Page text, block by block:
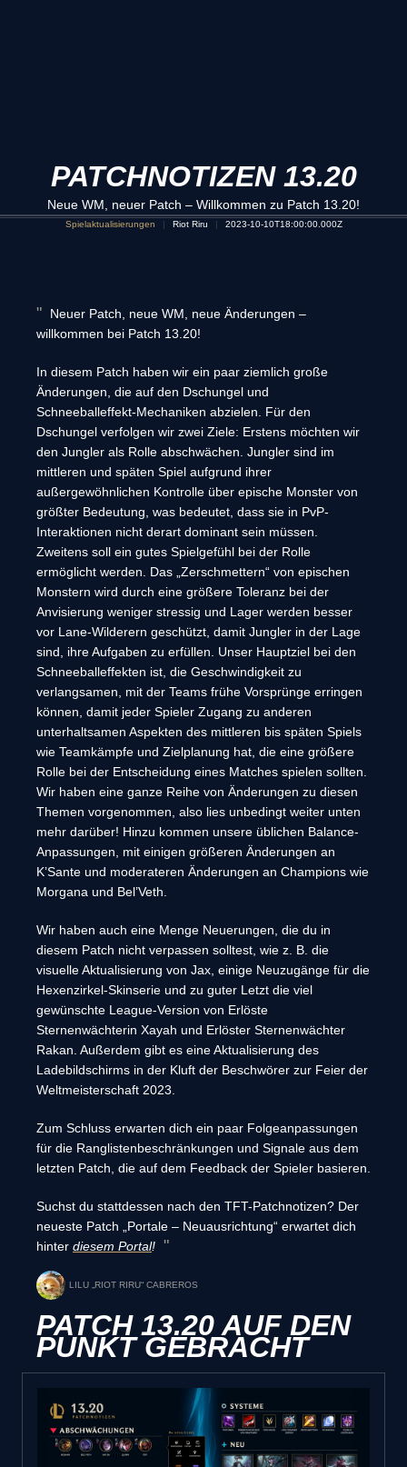
PATCHNOTIZEN 13.20
Neue WM, neuer Patch – Willkommen zu Patch 13.20!
Spielaktualisierungen Riot Riru 2023-10-10T18:00:00.000Z
Neuer Patch, neue WM, neue Änderungen –
willkommen bei Patch 13.20!
In diesem Patch haben wir ein paar ziemlich große
Änderungen, die auf den Dschungel und
Schneeballeffekt-Mechaniken abzielen. Für den
Dschungel verfolgen wir zwei Ziele: Erstens möchten wir
den Jungler als Rolle abschwächen. Jungler sind im
mittleren und späten Spiel aufgrund ihrer
außergewöhnlichen Kontrolle über epische Monster von
größter Bedeutung, was bedeutet, dass sie in PvP-
Interaktionen nicht derart dominant sein müssen.
Zweitens soll ein gutes Spielgefühl bei der Rolle
ermöglicht werden. Das „Zerschmettern“ von epischen
Monstern wird durch eine größere Toleranz bei der
Anvisierung weniger stressig und Lager werden besser
vor Lane-Wilderern geschützt, damit Jungler in der Lage
sind, ihre Aufgaben zu erfüllen. Unser Hauptziel bei den
Schneeballeffekten ist, die Geschwindigkeit zu
verlangsamen, mit der Teams frühe Vorsprünge erringen
können, damit jeder Spieler Zugang zu anderen
unterhaltsamen Aspekten des mittleren bis späten Spiels
wie Teamkämpfe und Zielplanung hat, die eine größere
Rolle bei der Entscheidung eines Matches spielen sollten.
Wir haben eine ganze Reihe von Änderungen zu diesen
Themen vorgenommen, also lies unbedingt weiter unten
mehr darüber! Hinzu kommen unsere üblichen Balance-
Anpassungen, mit einigen größeren Änderungen an
K’Sante und moderateren Änderungen an Champions wie
Morgana und Bel’Veth.
Wir haben auch eine Menge Neuerungen, die du in
diesem Patch nicht verpassen solltest, wie z. B. die
visuelle Aktualisierung von Jax, einige Neuzugänge für die
Hexenzirkel-Skinserie und zu guter Letzt die viel
gewünschte League-Version von Erlöste
Sternenwächterin Xayah und Erlöster Sternenwächter
Rakan. Außerdem gibt es eine Aktualisierung des
Ladebildschirms in der Kluft der Beschwörer zur Feier der
Weltmeisterschaft 2023.
Zum Schluss erwarten dich ein paar Folgeanpassungen
für die Ranglistenbeschränkungen und Signale aus dem
letzten Patch, die auf dem Feedback der Spieler basieren.
Suchst du stattdessen nach den TFT-Patchnotizen? Der
neueste Patch „Portale – Neuausrichtung“ erwartet dich
hinter diesem Portal!
LILU „RIOT RIRU“ CABREROS
PATCH 13.20 AUF DEN
PUNKT GEBRACHT